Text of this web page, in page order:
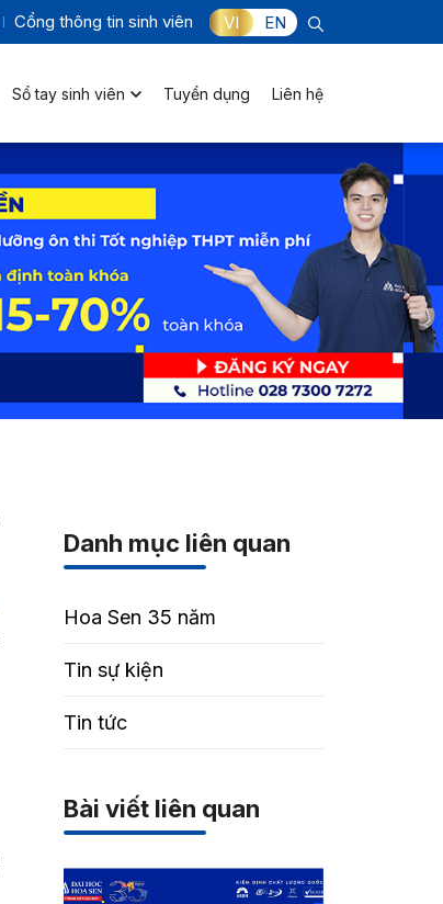
Cổng thông tin sinh viên VI EN
Sổ tay sinh viên Tuyển dụng Liên hệ
Danh mục liên quan
Hoa Sen 35 năm
Tin sự kiện
Tin tức
Bài viết liên quan